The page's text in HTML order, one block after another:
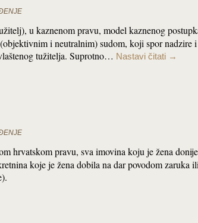
u kaznenom pravu, model kaznenog
i neutralnim) sudom, koji spor nadzire
tužitelja. Suprotno… Nastavi čitati →
hrvatskom pravu, sva imovina koju je žena
koje je žena dobila na dar povodom zaruka